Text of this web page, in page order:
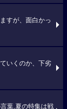
すが、面白かっ
いくのか、下劣
葉,夏の特集は戦